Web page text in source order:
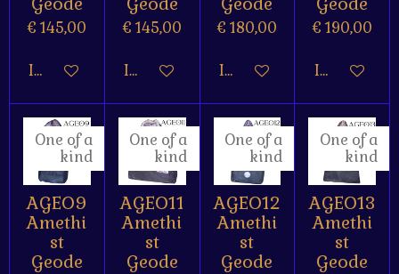
€ 145,00
In winkelwagen
€ 145,00
In winkelwagen
€ 180,00
In winkelwagen
€ 190,00
In
One of a
kind
AGEO9
Amethi
st
Geode
One of a
kind
AGEO11
Amethi
st
Geode
One of a
kind
AGEO12
Amethi
st
Geode
One of a
kind
AGEO13
Amethi
st
Geode